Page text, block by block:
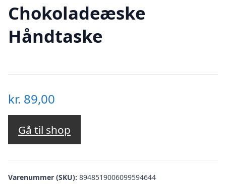
Chokoladeæske
Håndtaske
kr. 89,00
Gå til shop
Varenummer (SKU): 8948519006099594644